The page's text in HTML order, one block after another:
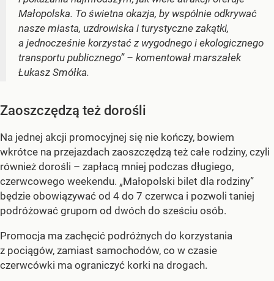
Małopolska. To świetna okazja, by wspólnie odkrywać
nasze miasta, uzdrowiska i turystyczne zakątki,
a jednocześnie korzystać z wygodnego i ekologicznego
transportu publicznego” – komentował marszałek
Łukasz Smółka.
Zaoszczędzą też dorośli
Na jednej akcji promocyjnej się nie kończy, bowiem
wkrótce na przejazdach zaoszczędzą też całe rodziny, czyli
również dorośli – zapłacą mniej podczas długiego,
czerwcowego weekendu. „Małopolski bilet dla rodziny”
będzie obowiązywać od 4 do 7 czerwca i pozwoli taniej
podróżować grupom od dwóch do sześciu osób.
Promocja ma zachęcić podróżnych do korzystania
z pociągów, zamiast samochodów, co w czasie
czerwcówki ma ograniczyć korki na drogach.